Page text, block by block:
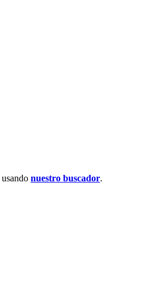
usando nuestro buscador.